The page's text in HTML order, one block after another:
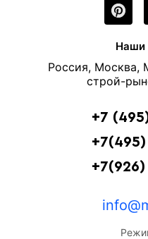
Наши
Россия, Москва,
строй-
+7